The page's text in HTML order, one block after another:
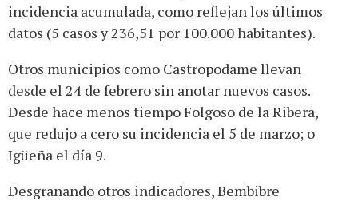
incidencia acumulada, como reflejan los últimos
datos (5 casos y 236,51 por 100.000 habitantes).
Otros municipios como Castropodame llevan
desde el 24 de febrero sin anotar nuevos casos.
Desde hace menos tiempo Folgoso de la Ribera,
que redujo a cero su incidencia el 5 de marzo; o
Igüeña el día 9.
Desgranando otros indicadores, Bembibre